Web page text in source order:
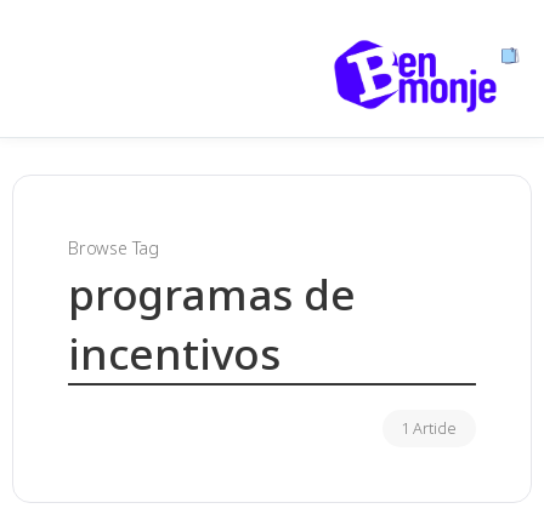
Browse Tag
programas de
incentivos
1 Article